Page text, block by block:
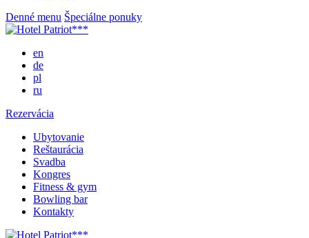
Denné menu Špeciálne ponuky
en
de
pl
ru
Rezervácia
Ubytovanie
Reštaurácia
Svadba
Kongres
Fitness & gym
Bowling bar
Kontakty